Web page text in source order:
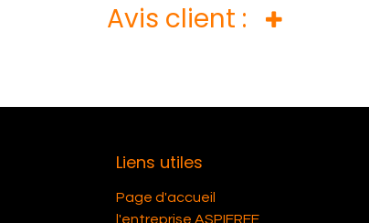
Avis client :
Liens utiles
Page d'accueil
l'entreprise ASPIFREE